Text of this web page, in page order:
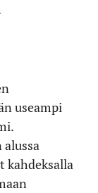
useampi
kahdeksalla